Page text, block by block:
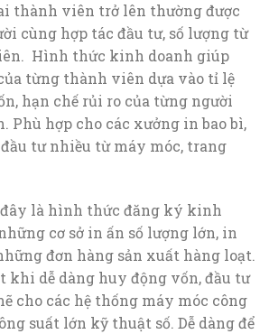
thành viên trở lên thường được
cùng hợp tác đầu tư, số lượng từ
Hình thức kinh doanh giúp
từng thành viên dựa vào tỉ lệ
hạn chế rủi ro của từng người
Phù hợp cho các xưởng in bao bì,
tư nhiều từ máy móc, trang
đây là hình thức đăng ký kinh
cơ sở in ấn số lượng lớn, in
đơn hàng sản xuất hàng loạt.
khi dễ dàng huy động vốn, đầu tư
cho các hệ thống máy móc công
suất lớn kỹ thuật số. Dễ dàng để